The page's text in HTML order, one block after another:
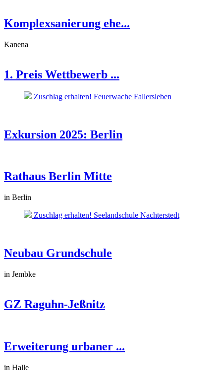
Komplexsanierung ehe...
Kanena
1. Preis Wettbewerb ...
Zuschlag erhalten! Feuerwache Fallersleben
Exkursion 2025: Berlin
Rathaus Berlin Mitte
in Berlin
Zuschlag erhalten! Seelandschule Nachterstedt
Neubau Grundschule
in Jembke
GZ Raguhn-Jeßnitz
Erweiterung urbaner ...
in Halle